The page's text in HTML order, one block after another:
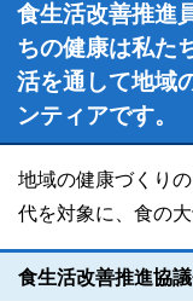
食生活改善推進
ちの健康は私た
活を通して地域
ンティアです。
地域の健康づくり
代を対象に、食の
食生活改善推進協